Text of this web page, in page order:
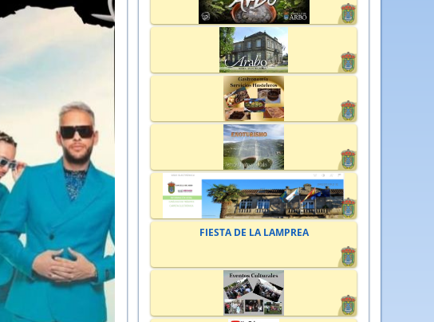
FIESTA DE LA LAMPREA